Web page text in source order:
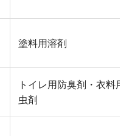
塗料用溶剤
トイレ用防臭剤・衣料用
虫剤